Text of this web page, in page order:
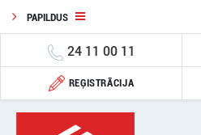
PAPILDUS
24 11 00 11
REĢISTRĀCIJA